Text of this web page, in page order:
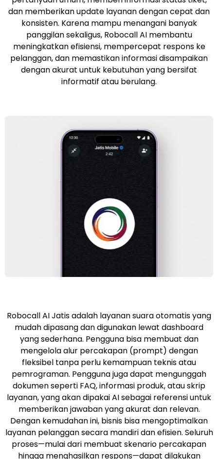
dan memberikan update layanan dengan cepat dan
konsisten. Karena mampu menangani banyak
panggilan sekaligus, Robocall AI membantu
meningkatkan efisiensi, mempercepat respons ke
pelanggan, dan memastikan informasi disampaikan
dengan akurat untuk kebutuhan yang bersifat
informatif atau berulang.
Robocall AI Jatis adalah layanan suara otomatis yang
mudah dipasang dan digunakan lewat dashboard
yang sederhana. Pengguna bisa membuat dan
mengelola alur percakapan (prompt) dengan
fleksibel tanpa perlu kemampuan teknis atau
pemrograman. Pengguna juga dapat mengunggah
dokumen seperti FAQ, informasi produk, atau skrip
layanan, yang akan dipakai AI sebagai referensi untuk
memberikan jawaban yang akurat dan relevan.
Dengan kemudahan ini, bisnis bisa mengoptimalkan
layanan pelanggan secara mandiri dan efisien. Seluruh
proses—mulai dari membuat skenario percakapan
hingga menghasilkan respons—dapat dilakukan